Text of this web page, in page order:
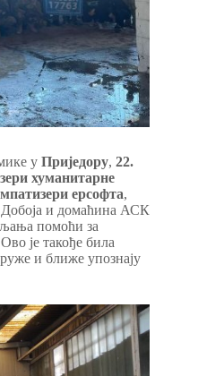
у Приједору, 22.
хуманитарне
ерсофта,
и домаћина АСК
помоћи за
је такође била
и ближе упознају